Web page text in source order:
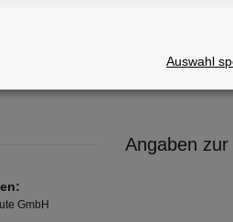
Angaben
GmbH
Auswahl